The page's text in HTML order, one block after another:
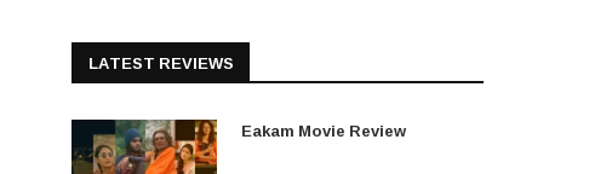
LATEST REVIEWS
Eakam Movie Review